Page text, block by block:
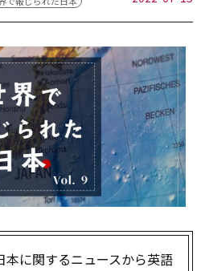
に関するニュースから英語